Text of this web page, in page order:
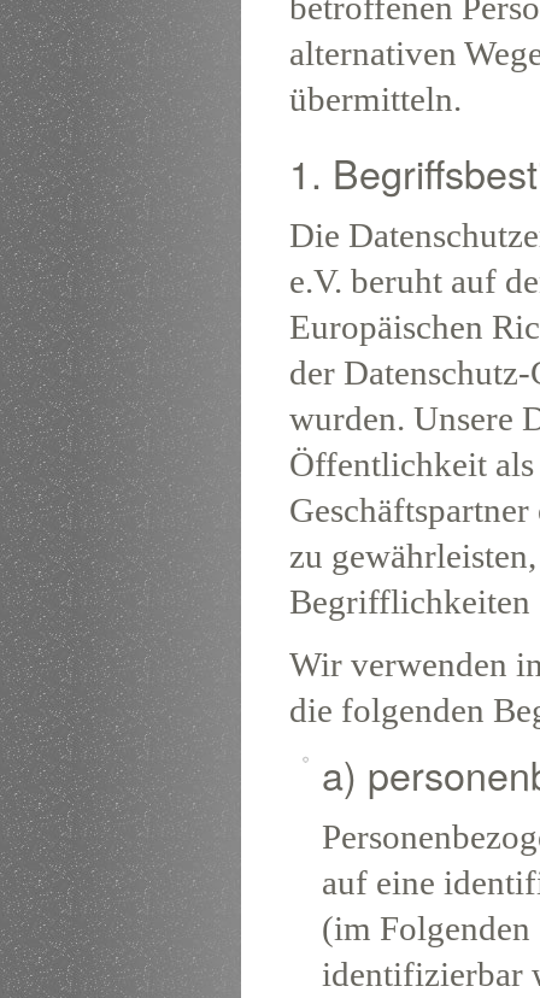
alternativen
übermitteln.
1.
Die
e.V. beruht auf
Europäischen
der
wurden. Unsere
Öffentlichkeit
zu
Begrifflichkeiten
Wir verwenden
die folgenden
a)
auf eine
(im Folgenden
identifizierbar